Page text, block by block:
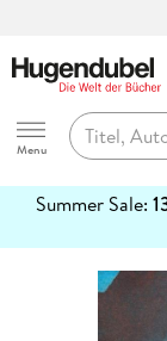
Hugendubel
Menu
Summer Sale:
erfahren